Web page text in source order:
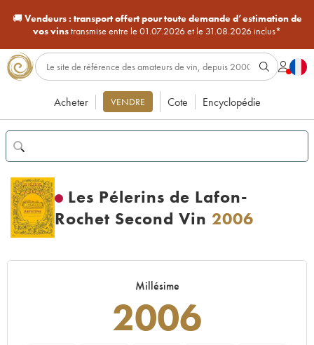
🚚Vendeurs : transport offert pour toute demande d’estimation de
vos vinstransmise entre le 01.07.2026 et le 31.08.2026 inclus*
Acheter VENDRE Cote Encyclopédie
Les Pélerins de Lafon-
Rochet Second Vin 2006
Millésime
2006